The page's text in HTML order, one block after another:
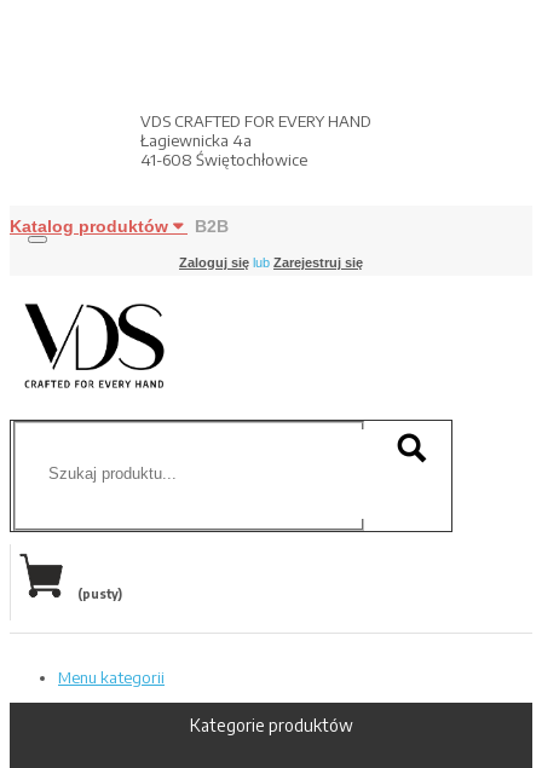
VDS CRAFTED FOR EVERY HAND
Łagiewnicka 4a
41-608 Świętochłowice
Katalog produktów B2B
Zaloguj się lub Zarejestruj się
(pusty)
Menu kategorii
Kategorie produktów